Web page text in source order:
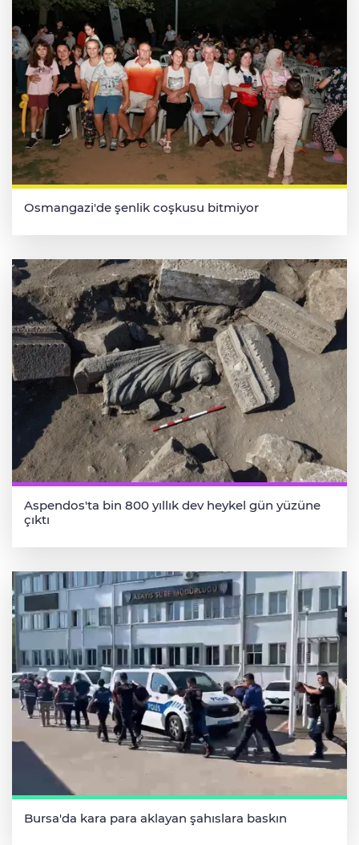
Osmangazi'de şenlik coşkusu bitmiyor
Aspendos'ta bin 800 yıllık dev heykel gün yüzüne
çıktı
Bursa'da kara para aklayan şahıslara baskın